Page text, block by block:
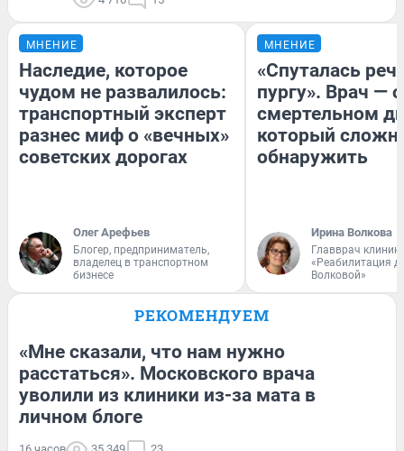
МНЕНИЕ
Наследие, которое
чудом не развалилось:
транспортный эксперт
разнес миф о «вечных»
советских дорогах
Олег Арефьев
Блогер, предприниматель,
владелец в транспортном
бизнесе
МНЕНИЕ
«Спуталась
пургу». Врач — о
смертельном
который
обнаружить
Ирина Волкова
Главврач
«Реабилитация
Волковой»
РЕКОМЕНДУЕМ
«Мне сказали, что нам нужно
расстаться». Московского врача
уволили из клиники из-за мата в
личном блоге